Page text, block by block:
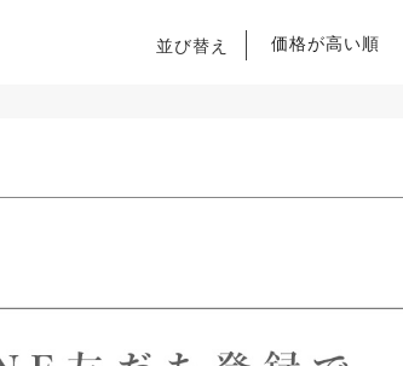
並び替え 価格が高い順